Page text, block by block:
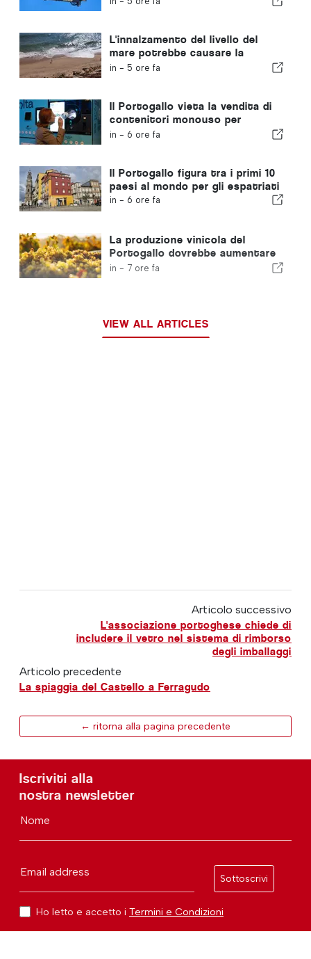
L'innalzamento del livello del
mare potrebbe causare la
scomparsa del 40% delle spiagge
in - 5 ore fa
Il Portogallo vieta la vendita di
contenitori monouso per
bevande privi del marchio Volta
in - 6 ore fa
Il Portogallo figura tra i primi 10
paesi al mondo per gli espatriati
in - 6 ore fa
La produzione vinicola del
Portogallo dovrebbe aumentare
del 12% in questa vendemmia
in - 7 ore fa
VIEW ALL ARTICLES
Articolo successivo
L'associazione portoghese chiede di
includere il vetro nel sistema di rimborso
degli imballaggi
Articolo precedente
La spiaggia del Castello a Ferragudo
← ritorna alla pagina precedente
Iscriviti alla
nostra newsletter
Nome
Email address
Sottoscrivi
Ho letto e accetto i Termini e Condizioni